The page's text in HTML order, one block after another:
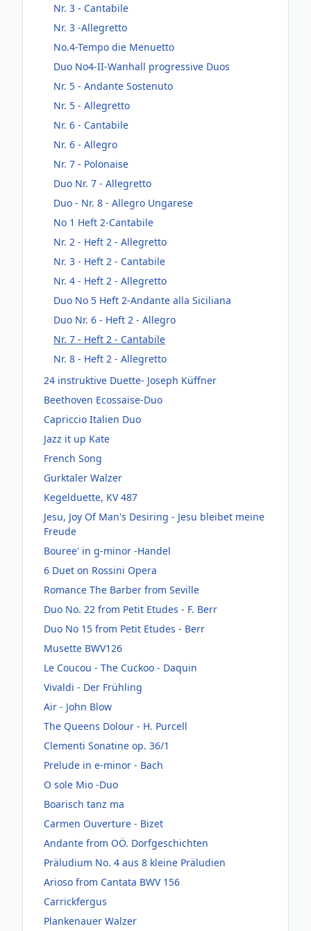
Nr. 3 - Cantabile
Nr. 3 -Allegretto
No.4-Tempo die Menuetto
Duo No4-II-Wanhall progressive Duos
Nr. 5 - Andante Sostenuto
Nr. 5 - Allegretto
Nr. 6 - Cantabile
Nr. 6 - Allegro
Nr. 7 - Polonaise
Duo Nr. 7 - Allegretto
Duo - Nr. 8 - Allegro Ungarese
No 1 Heft 2-Cantabile
Nr. 2 - Heft 2 - Allegretto
Nr. 3 - Heft 2 - Cantabile
Nr. 4 - Heft 2 - Allegretto
Duo No 5 Heft 2-Andante alla Siciliana
Duo Nr. 6 - Heft 2 - Allegro
Nr. 7 - Heft 2 - Cantabile
Nr. 8 - Heft 2 - Allegretto
24 instruktive Duette- Joseph Küffner
Beethoven Ecossaise-Duo
Capriccio Italien Duo
Jazz it up Kate
French Song
Gurktaler Walzer
Kegelduette, KV 487
Jesu, Joy Of Man's Desiring - Jesu bleibet meine
Freude
Bouree' in g-minor -Handel
6 Duet on Rossini Opera
Romance The Barber from Seville
Duo No. 22 from Petit Etudes - F. Berr
Duo No 15 from Petit Etudes - Berr
Musette BWV126
Le Coucou - The Cuckoo - Daquin
Vivaldi - Der Frühling
Air - John Blow
The Queens Dolour - H. Purcell
Clementi Sonatine op. 36/1
Prelude in e-minor - Bach
O sole Mio -Duo
Boarisch tanz ma
Carmen Ouverture - Bizet
Andante from OÖ. Dorfgeschichten
Präludium No. 4 aus 8 kleine Präludien
Arioso from Cantata BWV 156
Carrickfergus
Plankenauer Walzer